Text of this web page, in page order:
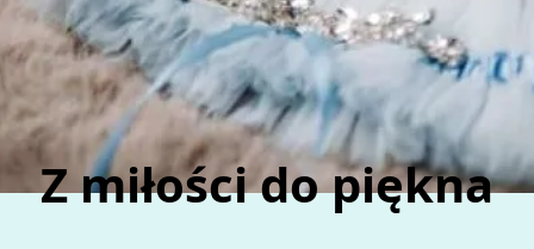
Z miłości do piękna